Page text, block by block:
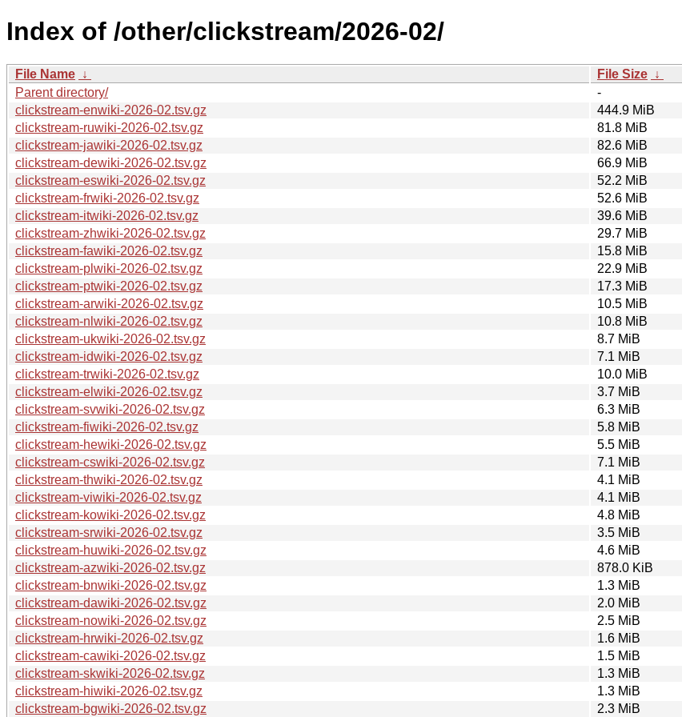
Index of /other/clickstream/2026-02/
File Name ↓ File Size ↓
Parent directory/
-
clickstream-enwiki-2026-02.tsv.gz
444.9 MiB
clickstream-ruwiki-2026-02.tsv.gz
81.8 MiB
clickstream-jawiki-2026-02.tsv.gz
82.6 MiB
clickstream-dewiki-2026-02.tsv.gz
66.9 MiB
clickstream-eswiki-2026-02.tsv.gz
52.2 MiB
clickstream-frwiki-2026-02.tsv.gz
52.6 MiB
clickstream-itwiki-2026-02.tsv.gz
39.6 MiB
clickstream-zhwiki-2026-02.tsv.gz
29.7 MiB
clickstream-fawiki-2026-02.tsv.gz
15.8 MiB
clickstream-plwiki-2026-02.tsv.gz
22.9 MiB
clickstream-ptwiki-2026-02.tsv.gz
17.3 MiB
clickstream-arwiki-2026-02.tsv.gz
10.5 MiB
clickstream-nlwiki-2026-02.tsv.gz
10.8 MiB
clickstream-ukwiki-2026-02.tsv.gz
8.7 MiB
clickstream-idwiki-2026-02.tsv.gz
7.1 MiB
clickstream-trwiki-2026-02.tsv.gz
10.0 MiB
clickstream-elwiki-2026-02.tsv.gz
3.7 MiB
clickstream-svwiki-2026-02.tsv.gz
6.3 MiB
clickstream-fiwiki-2026-02.tsv.gz
5.8 MiB
clickstream-hewiki-2026-02.tsv.gz
5.5 MiB
clickstream-cswiki-2026-02.tsv.gz
7.1 MiB
clickstream-thwiki-2026-02.tsv.gz
4.1 MiB
clickstream-viwiki-2026-02.tsv.gz
4.1 MiB
clickstream-kowiki-2026-02.tsv.gz
4.8 MiB
clickstream-srwiki-2026-02.tsv.gz
3.5 MiB
clickstream-huwiki-2026-02.tsv.gz
4.6 MiB
clickstream-azwiki-2026-02.tsv.gz
878.0 KiB
clickstream-bnwiki-2026-02.tsv.gz
1.3 MiB
clickstream-dawiki-2026-02.tsv.gz
2.0 MiB
clickstream-nowiki-2026-02.tsv.gz
2.5 MiB
clickstream-hrwiki-2026-02.tsv.gz
1.6 MiB
clickstream-cawiki-2026-02.tsv.gz
1.5 MiB
clickstream-skwiki-2026-02.tsv.gz
1.3 MiB
clickstream-hiwiki-2026-02.tsv.gz
1.3 MiB
clickstream-bgwiki-2026-02.tsv.gz
2.3 MiB